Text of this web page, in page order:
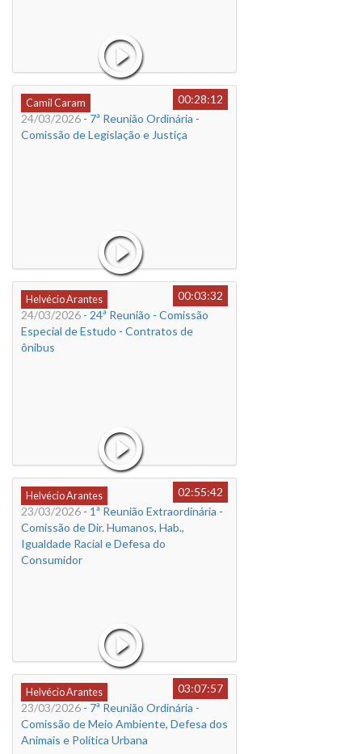
Camil Caram
00:28:12
24/03/2026 - 7ª Reunião Ordinária -
Comissão de Legislação e Justiça
Helvécio Arantes
00:03:32
24/03/2026 - 24ª Reunião - Comissão
Especial de Estudo - Contratos de
ônibus
Helvécio Arantes
02:55:42
23/03/2026 - 1ª Reunião Extraordinária -
Comissão de Dir. Humanos, Hab.,
Igualdade Racial e Defesa do
Consumidor
Helvécio Arantes
03:07:57
23/03/2026 - 7ª Reunião Ordinária -
Comissão de Meio Ambiente, Defesa dos
Animais e Política Urbana